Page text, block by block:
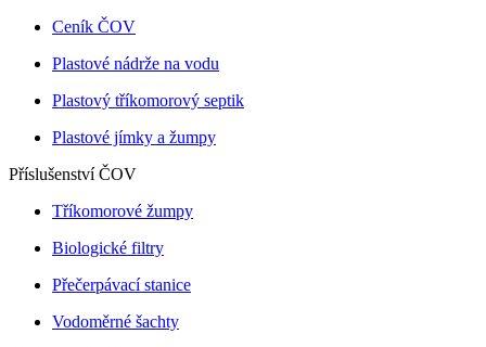
Ceník ČOV
Plastové nádrže na vodu
Plastový tříkomorový septik
Plastové jímky a žumpy
Příslušenství ČOV
Tříkomorové žumpy
Biologické filtry
Přečerpávací stanice
Vodoměrné šachty